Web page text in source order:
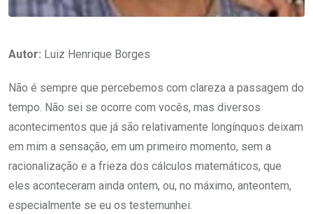
Autor: Luiz Henrique Borges
Não é sempre que percebemos com clareza a passagem do
tempo. Não sei se ocorre com vocês, mas diversos
acontecimentos que já são relativamente longínquos deixam
em mim a sensação, em um primeiro momento, sem a
racionalização e a frieza dos cálculos matemáticos, que
eles aconteceram ainda ontem, ou, no máximo, anteontem,
especialmente se eu os testemunhei.